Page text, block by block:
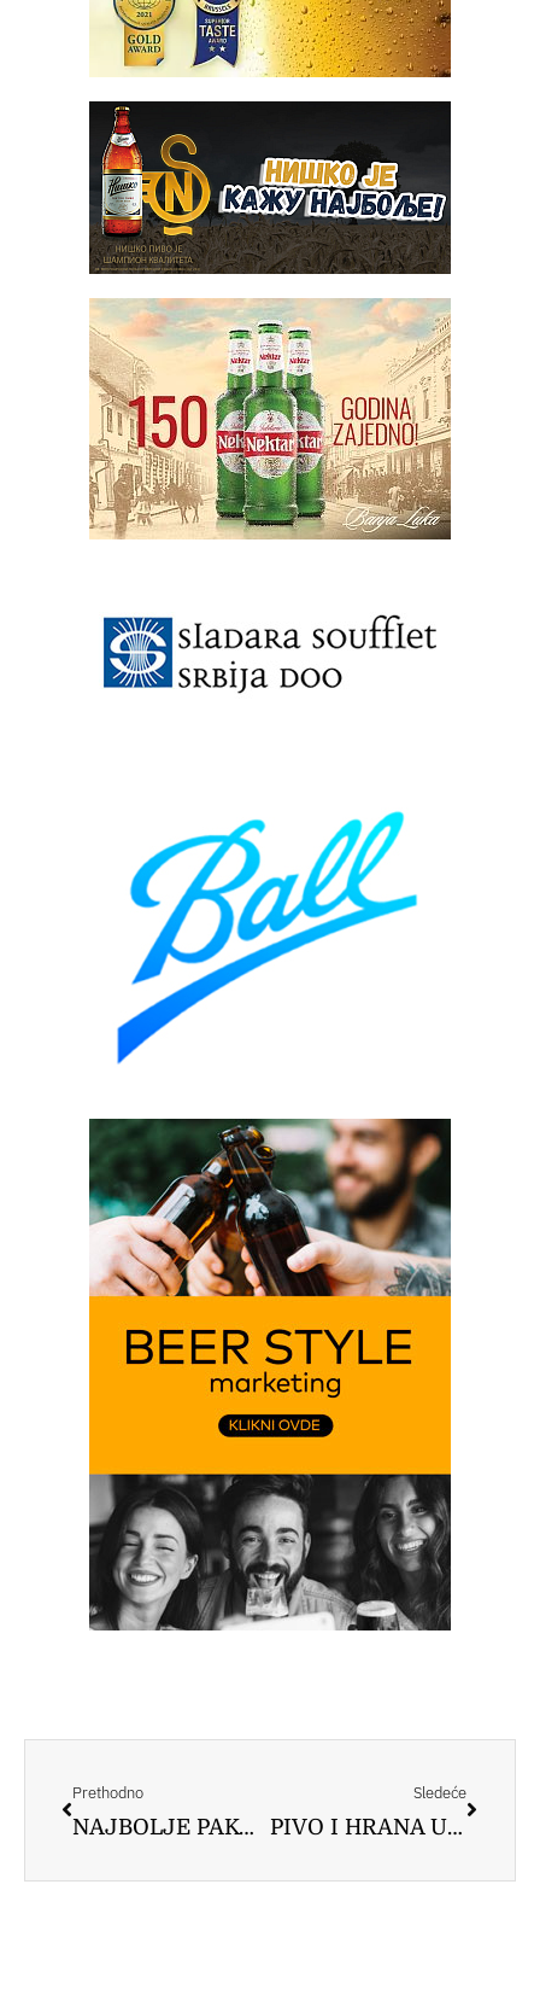
Prethodno
NAJBOLJE PAKOVANJE ZA PIVO Na festivalu samo pivo iz limenke
Sledeće
PIVO I HRANA U PABU Poručite kombo meni